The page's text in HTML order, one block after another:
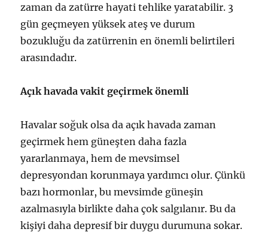
zaman da zatürre hayati tehlike yaratabilir. 3
gün geçmeyen yüksek ateş ve durum
bozukluğu da zatürrenin en önemli belirtileri
arasındadır.
Açık havada vakit geçirmek önemli
Havalar soğuk olsa da açık havada zaman
geçirmek hem güneşten daha fazla
yararlanmaya, hem de mevsimsel
depresyondan korunmaya yardımcı olur. Çünkü
bazı hormonlar, bu mevsimde güneşin
azalmasıyla birlikte daha çok salgılanır. Bu da
kişiyi daha depresif bir duygu durumuna sokar.